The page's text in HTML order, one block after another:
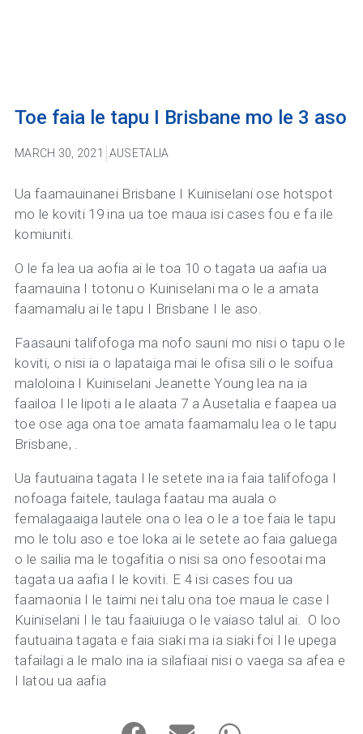
Toe faia le tapu I Brisbane mo le 3 aso
MARCH 30, 2021 AUSETALIA
Ua faamauinanei Brisbane I Kuiniselani ose hotspot
mo le koviti 19 ina ua toe maua isi cases fou e fa ile
komiuniti.
O le fa lea ua aofia ai le toa 10 o tagata ua aafia ua
faamauina I totonu o Kuiniselani ma o le a amata
faamamalu ai le tapu I Brisbane I le aso.
Faasauni talifofoga ma nofo sauni mo nisi o tapu o le
koviti, o nisi ia o lapataiga mai le ofisa sili o le soifua
maloloina I Kuiniselani Jeanette Young lea na ia
faailoa I le lipoti a le alaata 7 a Ausetalia e faapea ua
toe ose aga ona toe amata faamamalu lea o le tapu
Brisbane, .
Ua fautuaina tagata I le setete ina ia faia talifofoga I
nofoaga faitele, taulaga faatau ma auala o
femalagaaiga lautele ona o lea o le a toe faia le tapu
mo le tolu aso e toe loka ai le setete ao faia galuega
o le sailia ma le togafitia o nisi sa ono fesootai ma
tagata ua aafia I le koviti. E 4 isi cases fou ua
faamaonia I le taimi nei talu ona toe maua le case I
Kuiniselani I le tau faaiuiuga o le vaiaso talul ai. O loo
fautuaina tagata e faia siaki ma ia siaki foi I le upega
tafailagi a le malo ina ia silafiaai nisi o vaega sa afea e
I latou ua aafia